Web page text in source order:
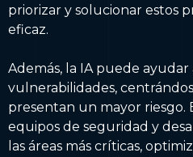
priorizar y solucionar estos
eficaz.
Además, la IA puede
vulnerabilidades,
presentan un mayor riesgo.
equipos de seguridad y
las áreas más críticas,